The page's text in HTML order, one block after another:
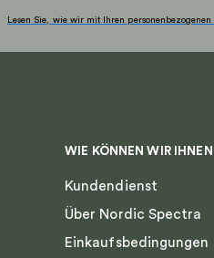
Lesen Sie, wie wir mit Ihren personenbezogenen
WIE KÖNNEN WIR
Kundendienst
Über Nordic Spectra
Einkaufsbedingungen